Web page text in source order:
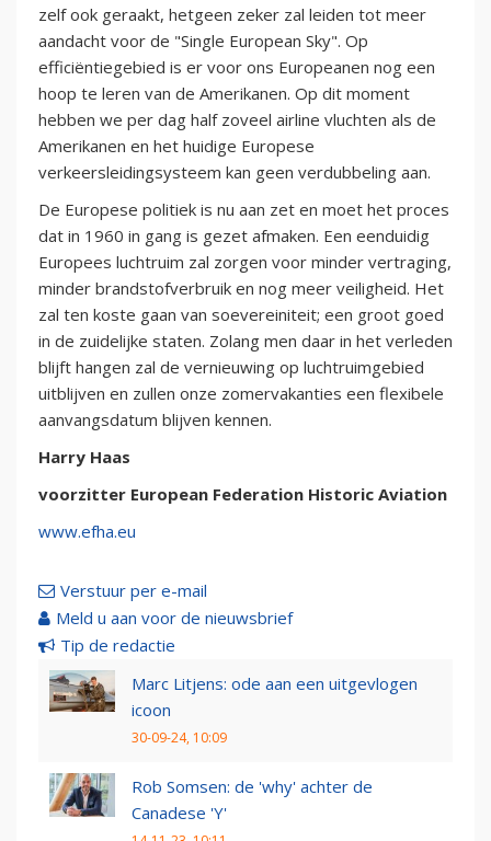
zelf ook geraakt, hetgeen zeker zal leiden tot meer
aandacht voor de "Single European Sky". Op
efficiëntiegebied is er voor ons Europeanen nog een
hoop te leren van de Amerikanen. Op dit moment
hebben we per dag half zoveel airline vluchten als de
Amerikanen en het huidige Europese
verkeersleidingsysteem kan geen verdubbeling aan.
De Europese politiek is nu aan zet en moet het proces
dat in 1960 in gang is gezet afmaken. Een eenduidig
Europees luchtruim zal zorgen voor minder vertraging,
minder brandstofverbruik en nog meer veiligheid. Het
zal ten koste gaan van soevereiniteit; een groot goed
in de zuidelijke staten. Zolang men daar in het verleden
blijft hangen zal de vernieuwing op luchtruimgebied
uitblijven en zullen onze zomervakanties een flexibele
aanvangsdatum blijven kennen.
Harry Haas
voorzitter European Federation Historic Aviation
www.efha.eu
Verstuur per e-mail
Meld u aan voor de nieuwsbrief
Tip de redactie
Marc Litjens: ode aan een uitgevlogen
icoon
30-09-24, 10:09
Rob Somsen: de 'why' achter de
Canadese 'Y'